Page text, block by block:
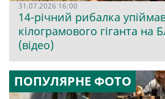
31.07.2026 16:00
14-річний рибалка
кілограмового гіганта на
(відео)
ПОПУЛЯРНЕ ФОТО